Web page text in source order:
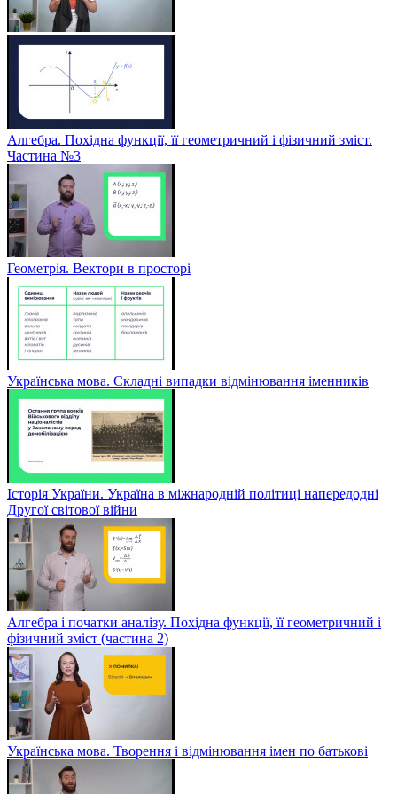
Алгебра. Похідна функції, її геометричний і фізичний зміст.
Частина №3
Геометрія. Вектори в просторі
Українська мова. Складні випадки відмінювання іменників
Історія України. Україна в міжнародній політиці напередодні
Другої світової війни
Алгебра і початки аналізу. Похідна функції, її геометричний і
фізичний зміст (частина 2)
Українська мова. Творення і відмінювання імен по батькові